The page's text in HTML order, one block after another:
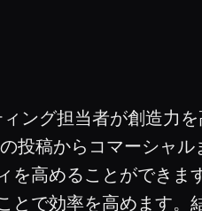
ング担当者が創造力
投稿からコマーシャ
高めることができ
で効率を高めます